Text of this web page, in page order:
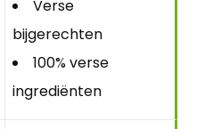
Verse
bijgerechten
100% verse
ingrediënten